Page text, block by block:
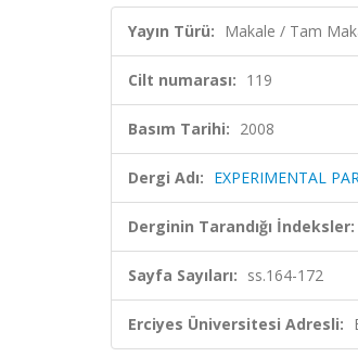
Yayın Türü: Makale / Tam
Cilt numarası: 119
Basım Tarihi: 2008
Dergi Adı: EXPERIMENTAL
Derginin Tarandığı İndeksler:
Sayfa Sayıları: ss.164-172
Erciyes Üniversitesi Adresli: